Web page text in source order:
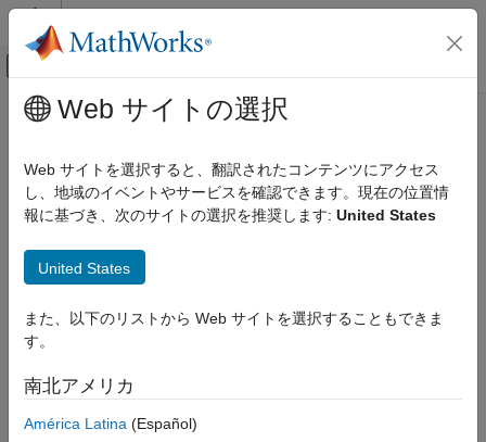
コンテンツへスキップ
オフキャンバス ナビゲーション メ
ドキュメンテーションのホーム
メインコンテンツ
Web サイトの選択
Web サイトを選択すると、翻訳されたコンテンツにアクセス
し、地域のイベントやサービスを確認できます。現在の位置情
報に基づき、次のサイトの選択を推奨します: United States
United States
また、以下のリストから Web サイトを選択することもできま
す。
南北アメリカ
América Latina (Español)